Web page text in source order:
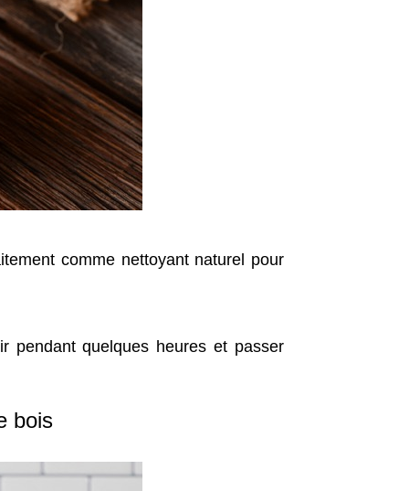
comme nettoyant naturel pour
pendant quelques heures et passer
bois